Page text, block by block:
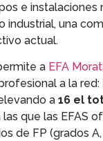
e instalaciones
industrial, una
actual.
a EFA
a la red:
a16 el
las que las EFAS
de FP (grados